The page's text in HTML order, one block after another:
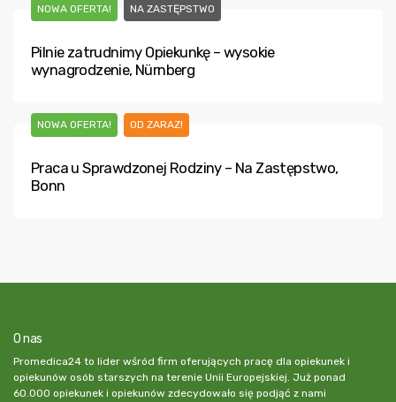
NOWA OFERTA! NA ZASTĘPSTWO
Pilnie zatrudnimy Opiekunkę – wysokie
wynagrodzenie, Nürnberg
NOWA OFERTA! OD ZARAZ!
Praca u Sprawdzonej Rodziny – Na Zastępstwo,
Bonn
O nas
Promedica24 to lider wśród firm oferujących pracę dla opiekunek i
opiekunów osób starszych na terenie Unii Europejskiej. Już ponad
60.000 opiekunek i opiekunów zdecydowało się podjąć z nami